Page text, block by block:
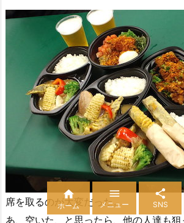
席を取るのが大変だった。
あ、空いた、と思ったら、他の人達も狙

ホーム

メニュー

SNS